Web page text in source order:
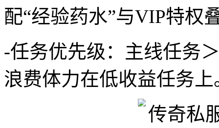
配“经验药水”与VIP特权
-任务优先级：主线任务
浪费体力在低收益任务上